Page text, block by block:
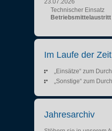
23.07.2026
Technischer Einsatz
Betriebsmittelaustritt
Im Laufe der Zeit
„Einsätze“ zum
„Sonstige“ zum
Jahresarchiv